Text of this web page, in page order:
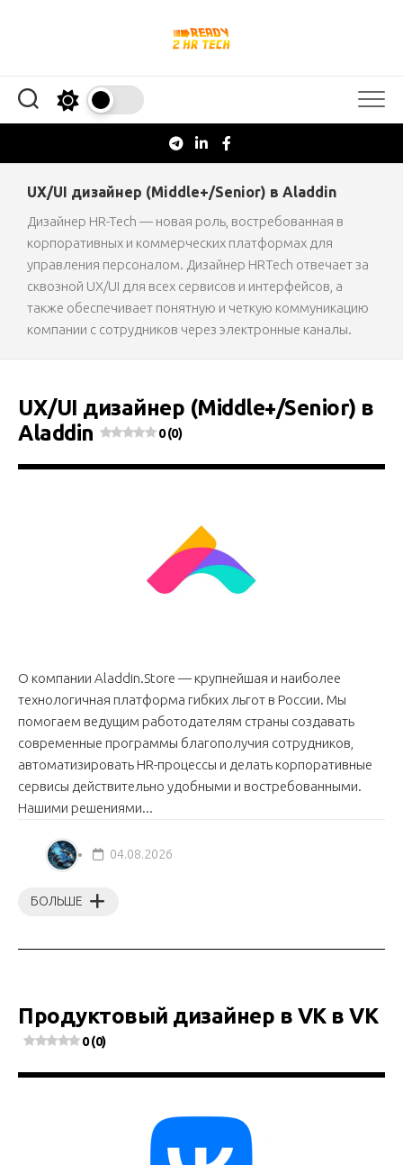
UX/UI дизайнер (Middle+/Senior) в Aladdin
Дизайнер HR-Tech — новая роль, востребованная в
корпоративных и коммерческих платформах для
управления персоналом. Дизайнер HRTech отвечает за
сквозной UX/UI для всех сервисов и интерфейсов, а
также обеспечивает понятную и четкую коммуникацию
компании с сотрудников через электронные каналы.
UX/UI дизайнер (Middle+/Senior) в
Aladdin
0 (0)
О компании Aladdin.Store — крупнейшая и наиболее
технологичная платформа гибких льгот в России. Мы
помогаем ведущим работодателям страны создавать
современные программы благополучия сотрудников,
автоматизировать HR-процессы и делать корпоративные
сервисы действительно удобными и востребованными.
Нашими решениями...
БОЛЬШЕ
04.08.2026
Продуктовый дизайнер в VK в VK
0 (0)